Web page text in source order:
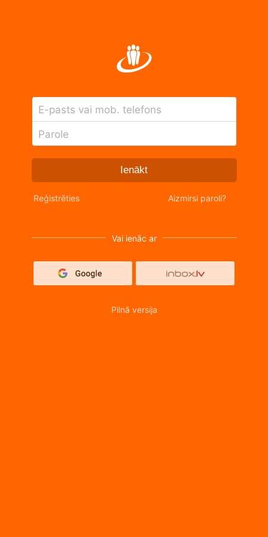
E-pasts vai mob. telefons
Parole
Ienākt
Reģistrēties Aizmirsi paroli?
Vai ienāc ar
Pilnā versija